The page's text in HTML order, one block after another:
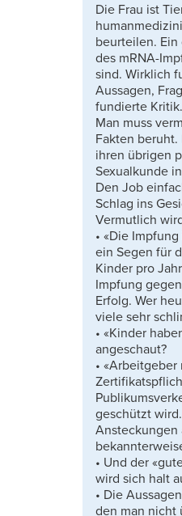
Die Frau ist
beurteilen. Ein
des mRNA-
sind. Wirklich
Aussagen,
fundierte Kritik.
Man muss
Fakten
ihren übrigen
Sexualkunde
Den Job
Schlag ins
Vermutlich
• «Die
ein Segen für
Kinder pro
Impfung
Erfolg. Wer
viele sehr
• «Kinder
angeschaut?
•
geschützt
Ansteckungen
• Und der
wird sich halt
• Die
den man nicht